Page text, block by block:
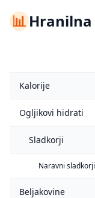
📊
Kalorije
Ogljikovi hidrati
Sladkorji
Naravni sladkorji
Beljakovine